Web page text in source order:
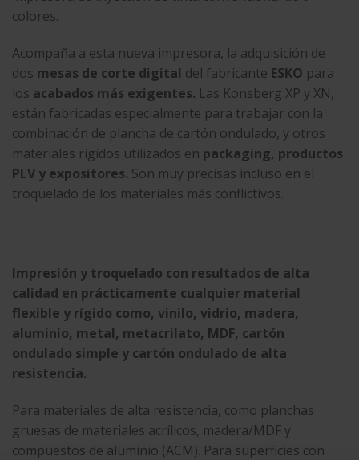
colores.
Acompaña a esta nueva impresora, la adquisición de
dos mesas de corte digital del fabricante ESKO para
los acabados más exigentes. Las Konsberg XP y XN,
están fabricadas especialmente para trabajar con la
combinación de plancha de cartón ondulado, y otros
materiales rígidos utilizados en packaging, productos
PLV y expositores. Son muy precisas incluso en el
troquelado de los materiales más conflictivos.
Impresión y troquelado con resultados de alta
calidad en prácticamente cualquier material
flexible y rígido como, vinilo, vidrio, madera,
aluminio, metal, metacrilato, MDF, cartón
ondulado simple y cartón ondulado de alta
resistencia.
Para materiales de alta resistencia, como planchas
gruesas de materiales acrílicos, madera/MDF y
compuestos de aluminio (ACM). Para superficies con